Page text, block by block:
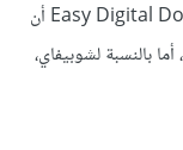
لأدوات أخرى للتجارة الإلكترونية مثل Easy Digital Downloads أن
بالنسبة لشوبيفاي،